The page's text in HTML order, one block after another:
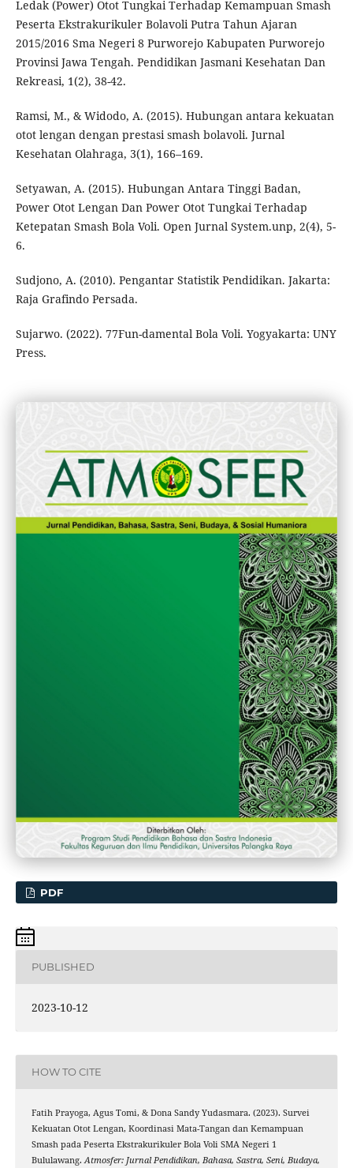
Ledak (Power) Otot Tungkai Terhadap Kemampuan Smash
Peserta Ekstrakurikuler Bolavoli Putra Tahun Ajaran
2015/2016 Sma Negeri 8 Purworejo Kabupaten Purworejo
Provinsi Jawa Tengah. Pendidikan Jasmani Kesehatan Dan
Rekreasi, 1(2), 38-42.
Ramsi, M., & Widodo, A. (2015). Hubungan antara kekuatan
otot lengan dengan prestasi smash bolavoli. Jurnal
Kesehatan Olahraga, 3(1), 166–169.
Setyawan, A. (2015). Hubungan Antara Tinggi Badan,
Power Otot Lengan Dan Power Otot Tungkai Terhadap
Ketepatan Smash Bola Voli. Open Jurnal System.unp, 2(4), 5-
6.
Sudjono, A. (2010). Pengantar Statistik Pendidikan. Jakarta:
Raja Grafindo Persada.
Sujarwo. (2022). 77Fun-damental Bola Voli. Yogyakarta: UNY
Press.
PDF
PUBLISHED
2023-10-12
HOW TO CITE
Fatih Prayoga, Agus Tomi, & Dona Sandy Yudasmara. (2023). Survei
Kekuatan Otot Lengan, Koordinasi Mata-Tangan dan Kemampuan
Smash pada Peserta Ekstrakurikuler Bola Voli SMA Negeri 1
Bululawang.Atmosfer: Jurnal Pendidikan, Bahasa, Sastra, Seni, Budaya,